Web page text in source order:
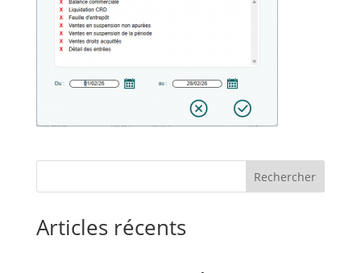
Rechercher
Articles récents